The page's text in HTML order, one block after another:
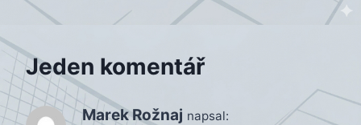
Jeden komentář
Marek Rožnaj napsal: